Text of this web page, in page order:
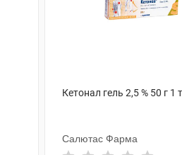
Кетонал гель 2,5 % 50 г 1
Салютас Фарма